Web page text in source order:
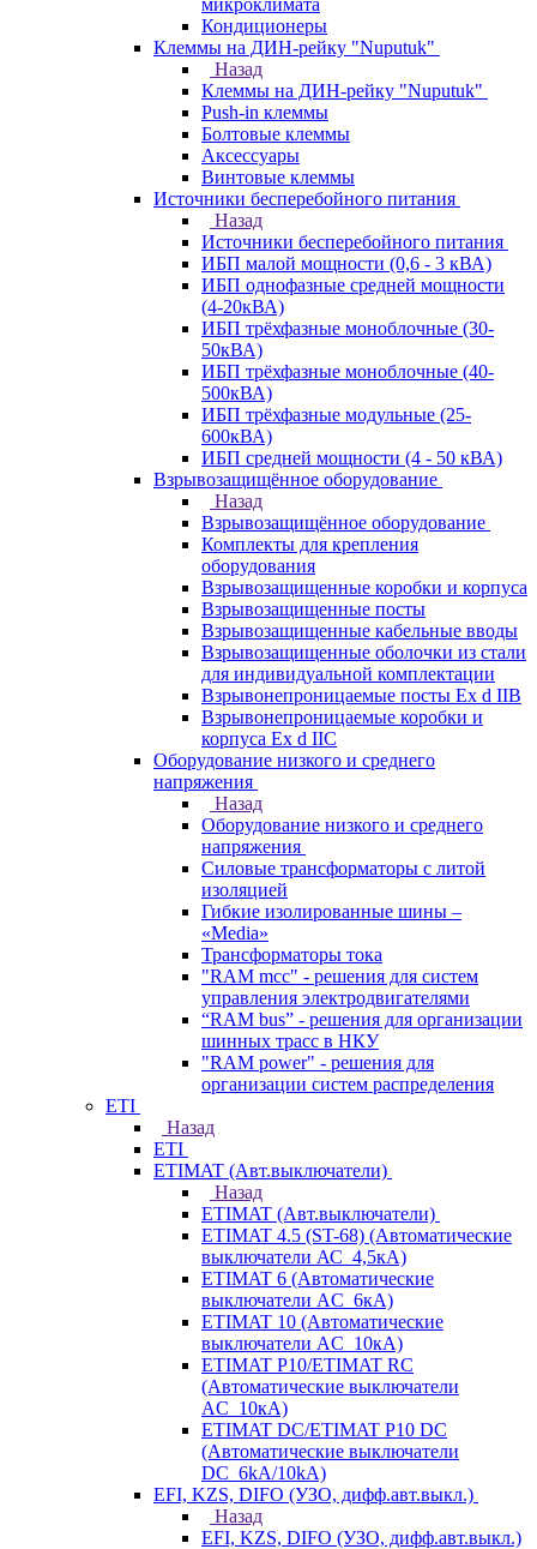
микроклимата
Кондиционеры
Клеммы на ДИН-рейку "Nuputuk"
Назад
Клеммы на ДИН-рейку "Nuputuk"
Push-in клеммы
Болтовые клеммы
Аксессуары
Винтовые клеммы
Источники бесперебойного питания
Назад
Источники бесперебойного питания
ИБП малой мощности (0,6 - 3 кВА)
ИБП однофазные средней мощности
(4-20кВА)
ИБП трёхфазные моноблочные (30-
50кВА)
ИБП трёхфазные моноблочные (40-
500кВА)
ИБП трёхфазные модульные (25-
600кВА)
ИБП средней мощности (4 - 50 кВА)
Взрывозащищённое оборудование
Назад
Взрывозащищённое оборудование
Комплекты для крепления
оборудования
Взрывозащищенные коробки и корпуса
Взрывозащищенные посты
Взрывозащищенные кабельные вводы
Взрывозащищенные оболочки из стали
для индивидуальной комплектации
Взрывонепроницаемые посты Ex d IIB
Взрывонепроницаемые коробки и
корпуса Ex d IIС
Оборудование низкого и среднего
напряжения
Назад
Оборудование низкого и среднего
напряжения
Силовые трансформаторы с литой
изоляцией
Гибкие изолированные шины –
«Media»
Трансформаторы тока
"RAM mcc" - решения для систем
управления электродвигателями
“RAM bus” - решения для организации
шинных трасс в НКУ
"RAM power" - решения для
организации систем распределения
ETI
Назад
ETI
ETIMAT (Авт.выключатели)
Назад
ETIMAT (Авт.выключатели)
ETIMAT 4.5 (ST-68) (Автоматические
выключатели АС_4,5кА)
ETIMAT 6 (Автоматические
выключатели AC_6кА)
ETIMAT 10 (Автоматические
выключатели AC_10кА)
ETIMAT P10/ETIMAT RC
(Автоматические выключатели
AC_10кА)
ETIMAT DC/ETIMAT P10 DC
(Автоматические выключатели
DC_6kA/10kA)
EFI, KZS, DIFO (УЗО, дифф.авт.выкл.)
Назад
EFI, KZS, DIFO (УЗО, дифф.авт.выкл.)